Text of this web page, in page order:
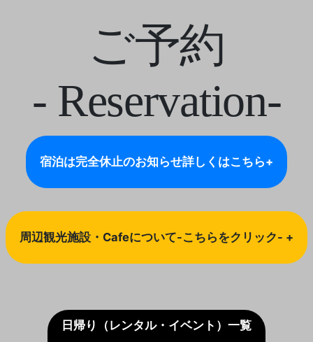
ご予約
- Reservation-
宿泊は完全休止のお知らせ詳しくはこちら+
周辺観光施設・Cafeについて-こちらをクリック- +
日帰り（レンタル・イベント）一覧